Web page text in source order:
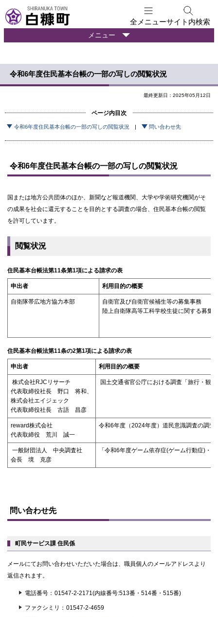
文
へ
ュ
へ
全メニューサイト内検索
暮
ら
の
情
報
メニュー
令和6年度住民基本台帳の一部の写しの閲覧状況
最終更新日：2025年05月12日
ページ内目次
令和6年度住民基本台帳の一部の写しの閲覧状況 問い合わせ先
令和6年度住民基本台帳の一部の写しの閲覧状況
国または地方公共団体のほか、新聞など報道機関、大学や学術研究機関がそ
の成果を社会に還元することを目的とする調査の場合、住民基本台帳の閲覧
を許可しています。
閲覧状況
住民基本台帳法第11条第1項による請求の表
申出者 利用目的の概要
自衛隊帯広地方協力本部
自衛官及び自衛官候補生等の募集事務
陸上自衛隊高等工科学校生徒に関する募集
住民基本台帳法第11条の2第1項による請求の表
申出者 利用目的の概要
株式会社RJCリサーチ
代表取締役社長 野口 将和、
株式会社エイジェック
代表取締役社長 古語 昌彦
国土交通省官公庁における調査「旅行・観
reward株式会社
代表取締役 荒川 誠一
令和6年度（2024年度）道民意識調査の調査
一般財団法人 中央調査社
会長 境 克彦
「令和6年度ゲーム依存症(ゲーム行動症)・
ッ
プ
る
問い合わせ先
町民サービス課 住民係
メールにてお問い合わせいただいた場合は、職員個人のメールアドレスより
返信されます。
電話番号 01547-2-2171(内線番号:513番・514番・515番)
ファクシミリ 01547-2-4659